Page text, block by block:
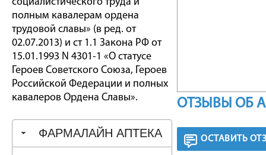
полным кавалерам ордена
трудовой славы» (в ред. от
02.07.2013) и ст 1.1 Закона РФ от
15.01.1993 N 4301-1 «О статусе
Героев Советского Союза, Героев
Российской Федерации и полных
кавалеров Ордена Славы».
ФАРМАЛАЙН АПТЕКА
ОТЗЫВЫ ОБ
ОСТАВИТЬ